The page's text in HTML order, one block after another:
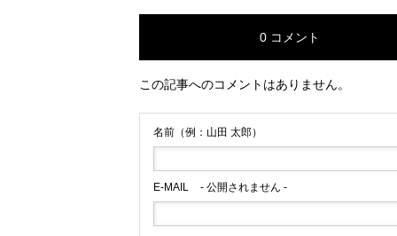
0 コメント
この記事へのコメントはありません。
名前（例：山田 太郎）
E-MAIL - 公開されません -